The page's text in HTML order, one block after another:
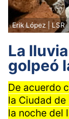
Erik López | LSR